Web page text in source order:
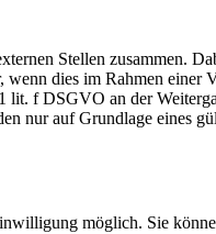
Stellen zusammen.
wenn dies im Rahmen
f DSGVO an der
nur auf Grundlage eines
möglich. Sie